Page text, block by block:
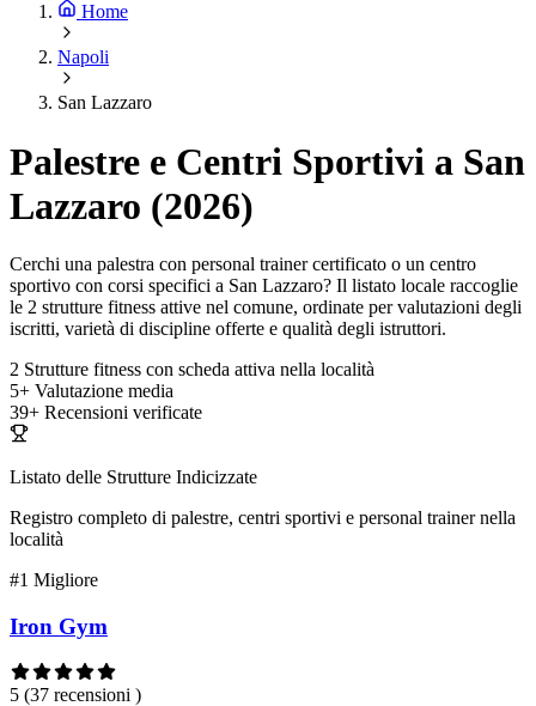
Home
Napoli
San Lazzaro
Palestre e Centri Sportivi a San
Lazzaro (2026)
Cerchi una palestra con personal trainer certificato o un centro
sportivo con corsi specifici a San Lazzaro? Il listato locale raccoglie
le 2 strutture fitness attive nel comune, ordinate per valutazioni degli
iscritti, varietà di discipline offerte e qualità degli istruttori.
2 Strutture fitness con scheda attiva nella località
5+ Valutazione media
39+ Recensioni verificate
Listato delle Strutture Indicizzate
Registro completo di palestre, centri sportivi e personal trainer nella
località
#1 Migliore
Iron Gym
5 (37 recensioni )